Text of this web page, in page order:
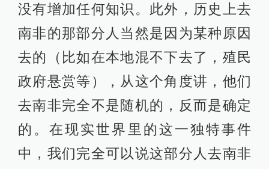
没有增加任何知识。此外，历史上去
南非的那部分人当然是因为某种原因
去的（比如在本地混不下去了，殖民
政府悬赏等），从这个角度讲，他们
去南非完全不是随机的，反而是确定
的。在现实世界里的这一独特事件
中，我们完全可以说这部分人去南非